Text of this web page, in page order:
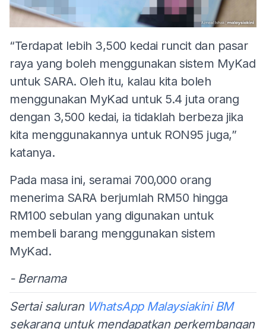
“Terdapat lebih 3,500 kedai runcit dan pasar
raya yang boleh menggunakan sistem MyKad
untuk SARA. Oleh itu, kalau kita boleh
menggunakan MyKad untuk 5.4 juta orang
dengan 3,500 kedai, ia tidaklah berbeza jika
kita menggunakannya untuk RON95 juga,”
katanya.
Pada masa ini, seramai 700,000 orang
menerima SARA berjumlah RM50 hingga
RM100 sebulan yang digunakan untuk
membeli barang menggunakan sistem
MyKad.
- Bernama
Sertai saluran WhatsApp Malaysiakini BM
sekarang untuk mendapatkan perkembangan